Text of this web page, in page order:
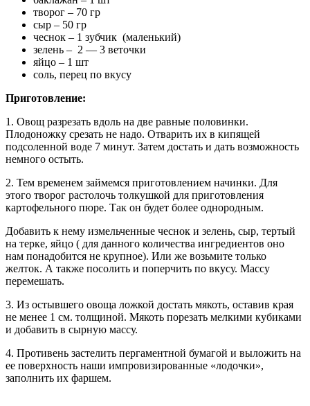
творог – 70 гр
сыр – 50 гр
чеснок – 1 зубчик (маленький)
зелень – 2 — 3 веточки
яйцо – 1 шт
соль, перец по вкусу
Приготовление:
1. Овощ разрезать вдоль на две равные половинки.
Плодоножку срезать не надо. Отварить их в кипящей
подсоленной воде 7 минут. Затем достать и дать возможность
немного остыть.
2. Тем временем займемся приготовлением начинки. Для
этого творог растолочь толкушкой для приготовления
картофельного пюре. Так он будет более однородным.
Добавить к нему измельченные чеснок и зелень, сыр, тертый
на терке, яйцо ( для данного количества ингредиентов оно
нам понадобится не крупное). Или же возьмите только
желток. А также посолить и поперчить по вкусу. Массу
перемешать.
3. Из остывшего овоща ложкой достать мякоть, оставив края
не менее 1 см. толщиной. Мякоть порезать мелкими кубиками
и добавить в сырную массу.
4. Противень застелить пергаментной бумагой и выложить на
ее поверхность наши импровизированные «лодочки»,
заполнить их фаршем.